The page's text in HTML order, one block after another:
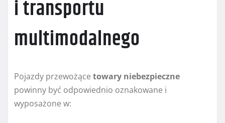
i transportu
multimodalnego
Pojazdy przewożące towary niebezpieczne
powinny być odpowiednio oznakowane i
wyposażone w: